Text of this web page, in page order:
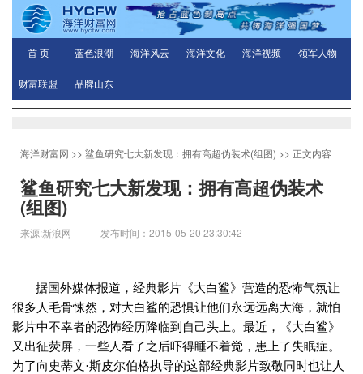
首 页 蓝色浪潮 海洋风云 海洋文化 海洋视频 领军人物
财富联盟 品牌山东
海洋财富网 >> 鲨鱼研究七大新发现：拥有高超伪装术(组图) >> 正文内容
鲨鱼研究七大新发现：拥有高超伪装术
(组图)
来源:新浪网 发布时间：2015-05-20 23:30:42
据国外媒体报道，经典影片《大白鲨》营造的恐怖气氛让
很多人毛骨悚然，对大白鲨的恐惧让他们永远远离大海，就怕
影片中不幸者的恐怖经历降临到自己头上。最近，《大白鲨》
又出征荧屏，一些人看了之后吓得睡不着觉，患上了失眠症。
为了向史蒂文·斯皮尔伯格执导的这部经典影片致敬同时也让人